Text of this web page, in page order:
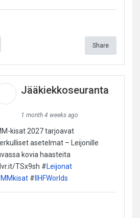
Share
Jääkiekkoseuranta
1 month 4 weeks ago
kisat 2027 tarjoavat
asetelmat – Leijonille
kovia haasteita
TSx9sh #Leijonat
MMkisat#IIHFWorlds